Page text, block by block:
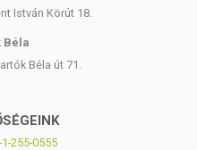
István Körút 18.
Béla
Béla út 71.
255-0555